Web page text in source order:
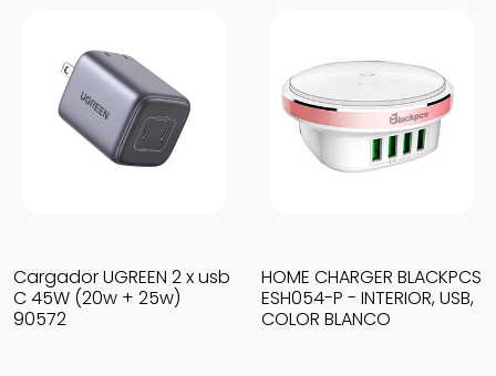
Cargador UGREEN 2 x usb
C 45W (20w + 25w)
90572
HOME CHARGER BLACKPCS
ESH054-P - INTERIOR, USB,
COLOR BLANCO